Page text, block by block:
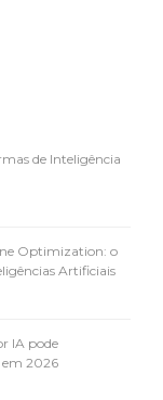
de Inteligência
Optimization: o
Artificiais
IA pode
2026